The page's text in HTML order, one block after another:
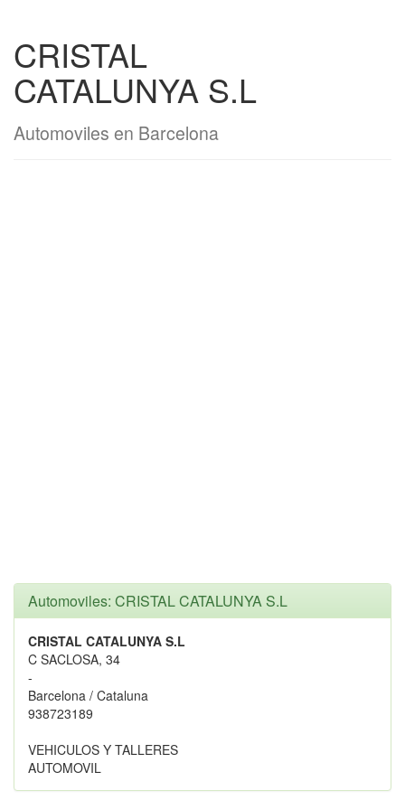
CRISTAL
CATALUNYA S.L
Automoviles en Barcelona
Automoviles: CRISTAL CATALUNYA S.L
CRISTAL CATALUNYA S.L
C SACLOSA, 34
-
Barcelona / Cataluna
938723189
VEHICULOS Y TALLERES
AUTOMOVIL